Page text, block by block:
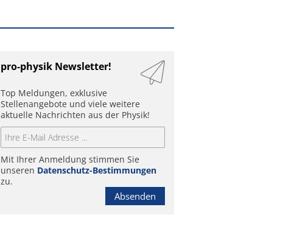
pro-physik Newsletter!
Top Meldungen, exklusive
Stellenangebote und viele weitere
aktuelle Nachrichten aus der Physik!
Mit Ihrer Anmeldung stimmen Sie
unseren Datenschutz-Bestimmungen
zu.
Absenden